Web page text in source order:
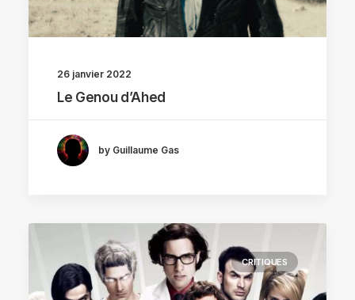
26 janvier 2022
Le Genou d’Ahed
by Guillaume Gas
CRITIQUES